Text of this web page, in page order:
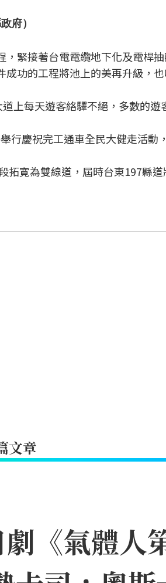
府）
緊接著台電電纜地下化及電
功的工程將池上的美再升級，
上每天遊客絡驛不絕，多數的
慶祝完工通車全民大健走活動
寛為雙線道，屆時台東197
文章
《氣體人